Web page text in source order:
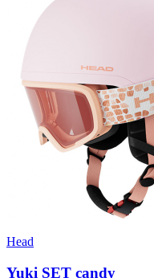
Head
Yuki SET candy